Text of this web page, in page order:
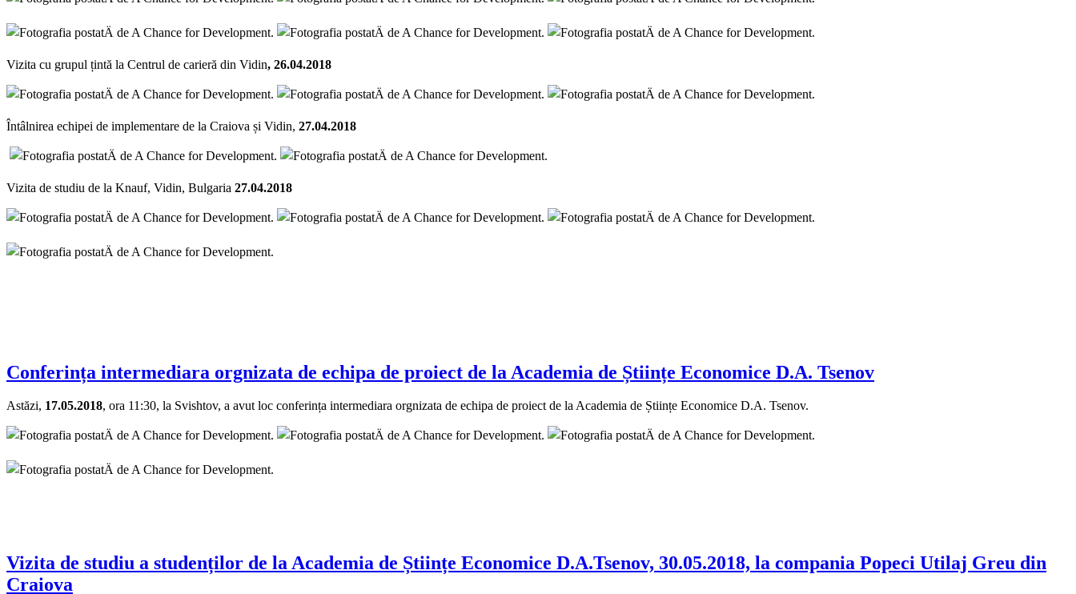
Vizita cu grupul țintă la Centrul de carieră din Vidin, 26.04.2018
Întâlnirea echipei de implementare de la Craiova și Vidin, 27.04.2018
Vizita de studiu de la Knauf, Vidin, Bulgaria 27.04.2018
Conferința intermediara orgnizata de echipa de proiect de la Academia de Științe Economice D.A. Tsenov
Astăzi, 17.05.2018, ora 11:30, la Svishtov, a avut loc conferința intermediara orgnizata de echipa de proiect de la Academia de Științe Economice D.A. Tsenov.
Vizita de studiu a studenților de la Academia de Științe Economice D.A.Tsenov, 30.05.2018, la compania Popeci Utilaj Greu din
Craiova